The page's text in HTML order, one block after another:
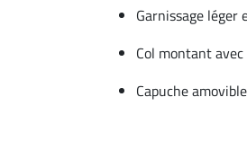
Garnissage
Col montant
Capuche